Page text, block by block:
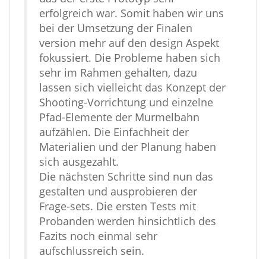
erfolgreich war. Somit haben wir uns
bei der Umsetzung der Finalen
version mehr auf den design Aspekt
fokussiert. Die Probleme haben sich
sehr im Rahmen gehalten, dazu
lassen sich vielleicht das Konzept der
Shooting-Vorrichtung und einzelne
Pfad-Elemente der Murmelbahn
aufzählen. Die Einfachheit der
Materialien und der Planung haben
sich ausgezahlt.
Die nächsten Schritte sind nun das
gestalten und ausprobieren der
Frage-sets. Die ersten Tests mit
Probanden werden hinsichtlich des
Fazits noch einmal sehr
aufschlussreich sein.